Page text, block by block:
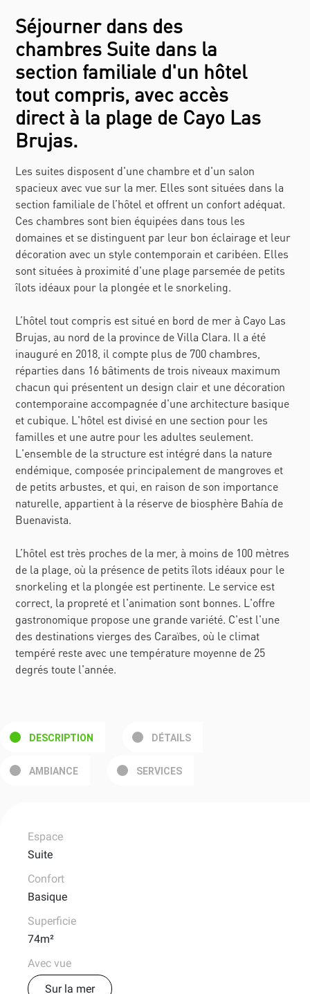
Séjourner dans des
chambres Suite dans la
section familiale d'un hôtel
tout compris, avec accès
direct à la plage de Cayo Las
Brujas.
Les suites disposent d'une chambre et d'un salon
spacieux avec vue sur la mer. Elles sont situées dans la
section familiale de l’hôtel et offrent un confort adéquat.
Ces chambres sont bien équipées dans tous les
domaines et se distinguent par leur bon éclairage et leur
décoration avec un style contemporain et caribéen. Elles
sont situées à proximité d'une plage parsemée de petits
îlots idéaux pour la plongée et le snorkeling.
L’hôtel tout compris est situé en bord de mer à Cayo Las
Brujas, au nord de la province de Villa Clara. Il a été
inauguré en 2018, il compte plus de 700 chambres,
réparties dans 16 bâtiments de trois niveaux maximum
chacun qui présentent un design clair et une décoration
contemporaine accompagnée d'une architecture basique
et cubique. L'hôtel est divisé en une section pour les
familles et une autre pour les adultes seulement.
L'ensemble de la structure est intégré dans la nature
endémique, composée principalement de mangroves et
de petits arbustes, et qui, en raison de son importance
naturelle, appartient à la réserve de biosphère Bahía de
Buenavista.
L’hôtel est très proches de la mer, à moins de 100 mètres
de la plage, où la présence de petits îlots idéaux pour le
snorkeling et la plongée est pertinente. Le service est
correct, la propreté et l'animation sont bonnes. L'offre
gastronomique propose une grande variété. C'est l'une
des destinations vierges des Caraïbes, où le climat
tempéré reste avec une température moyenne de 25
degrés toute l'année.
DESCRIPTION DÉTAILS
AMBIANCE SERVICES
Avec vue
Sur la mer
Espace
Suite
Confort
Basique
Superficie
74m²